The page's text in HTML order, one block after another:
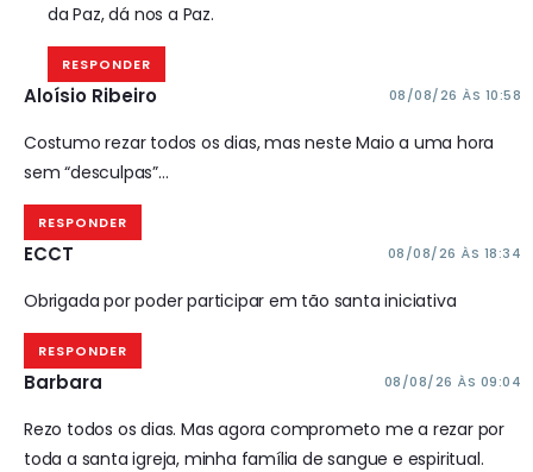
da Paz, dá nos a Paz.
RESPONDER
Aloísio Ribeiro 08/08/26 ÀS 10:58
Costumo rezar todos os dias, mas neste Maio a uma hora
sem “desculpas”…
RESPONDER
ECCT 08/08/26 ÀS 18:34
Obrigada por poder participar em tão santa iniciativa
RESPONDER
Barbara 08/08/26 ÀS 09:04
Rezo todos os dias. Mas agora comprometo me a rezar por
toda a santa igreja, minha família de sangue e espiritual.